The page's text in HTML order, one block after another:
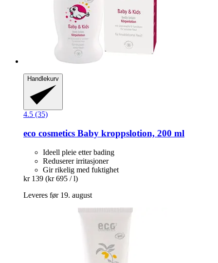
Handlekurv
4.5 (35)
eco cosmetics Baby kroppslotion, 200 ml
Ideell pleie etter bading
Reduserer irritasjoner
Gir rikelig med fuktighet
kr 139 (kr 695 / l)
Leveres før 19. august